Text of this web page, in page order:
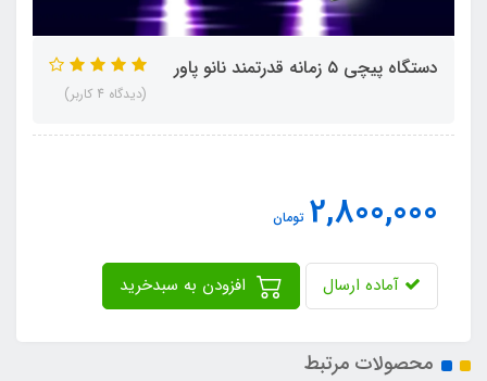
دستگاه پیچی ۵ زمانه قدرتمند نانو پاور
(دیدگاه 4 کاربر)
2,800,000 تومان
آماده ارسال
محصولات مرتبط